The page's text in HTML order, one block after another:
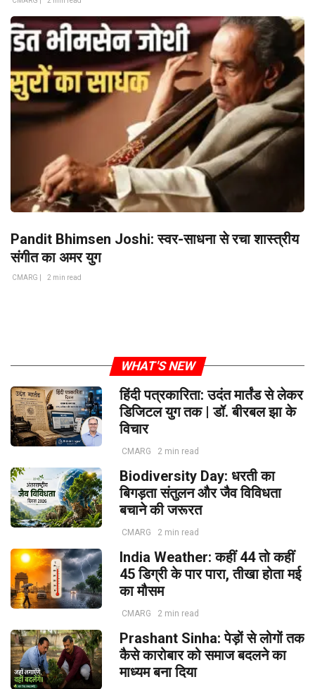
Pandit Bhimsen Joshi: स्वर-साधना से रचा शास्त्रीय
संगीत का अमर युग
CMARG | 2 min read
WHAT'S NEW
हिंदी पत्रकारिता: उदंत मार्तंड से लेकर
डिजिटल युग तक | डॉ. बीरबल झा के
विचार
CMARG 2 min read
Biodiversity Day: धरती का
बिगड़ता संतुलन और जैव विविधता
बचाने की जरूरत
CMARG 2 min read
India Weather: कहीं 44 तो कहीं
45 डिग्री के पार पारा, तीखा होता मई
का मौसम
CMARG 2 min read
Prashant Sinha: पेड़ों से लोगों तक
कैसे कारोबार को समाज बदलने का
माध्यम बना दिया